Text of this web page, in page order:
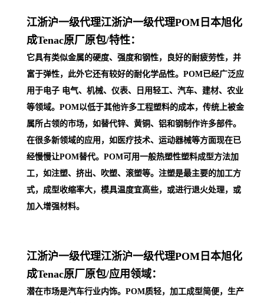
江浙沪一级代理江浙沪一级代理POM日本旭化
成Tenac原厂原包/特性：
它具有类似金属的硬度、强度和钢性，良好的耐疲劳性，并
富于弹性，此外它还有较好的耐化学品性。POM已经广泛应
用于电子 电气、机械、仪表、日用轻工、汽车、建材、农业
等领域。POM以低于其他许多工程塑料的成本，传统上被金
属所占领的市场，如替代锌、黄铜、铝和钢制作许多部件。
在很多新领域的应用，如医疗技术、运动器械等方面现在已
经慢慢让POM替代。POM可用一般热塑性塑料成型方法加
工，如注塑、挤出、吹塑、滚塑等。注塑是最主要的加工方
式，成型收缩率大，模具温度宜高些，或进行退火处理，或
加入增强材料。
江浙沪一级代理江浙沪一级代理POM日本旭化
成Tenac原厂原包/应用领域：
潜在市场是汽车行业内饰。POM质轻，加工成型简便，生产